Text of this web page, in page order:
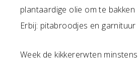
plantaardige olie om te bakken
Erbij: pitabroodjes en garnituur
Week de kikkererwten